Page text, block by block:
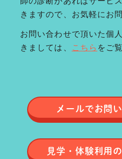
きますので、お気軽にお
お問い合わせで頂いた個
きましては、
こちら をご
メールでお問
見学・体験利用